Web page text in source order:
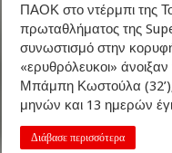
ΠΑΟΚ στο ντέρμπι της
πρωταθλήματος της
συνωστισμό στην
«ερυθρόλευκοι»
Μπάμπη Κωστούλα (32’),
μηνών και 13 ημερών
Διάβασε περισσότερα